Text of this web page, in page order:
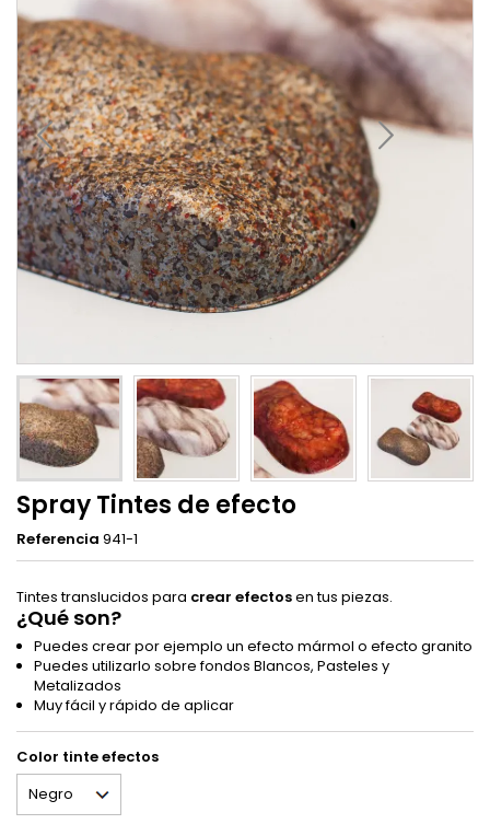
Spray Tintes de efecto
Referencia 941-1
Tintes translucidos para crear efectosen tus piezas.
¿Qué son?
Puedes crear por ejemplo un efecto mármol o efecto granito
Puedes utilizarlo sobre fondos Blancos, Pasteles y
Metalizados
Muy fácil y rápido de aplicar
Color tinte efectos